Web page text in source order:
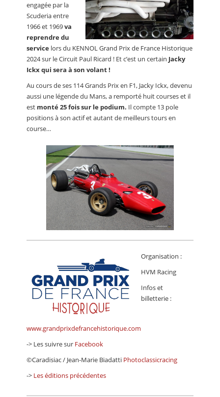
engagée par la
Scuderia entre
1966 et 1969va
reprendre du
service lors du KENNOL Grand Prix de France Historique
2024 sur le Circuit Paul Ricard ! Et c’est un certain Jacky
Ickx qui sera à son volant !
Au cours de ses 114 Grands Prix en F1, Jacky Ickx, devenu
aussi une légende du Mans, a remporté huit courses et il
est monté 25 fois sur le podium. Il compte 13 pole
positions à son actif et autant de meilleurs tours en
course…
Organisation :
HVM Racing
Infos et
billetterie :
www.grandprixdefrancehistorique.com
-> Les suivre sur Facebook
©Caradisiac / Jean-Marie Biadatti Photoclassicracing
-> Les éditions précédentes